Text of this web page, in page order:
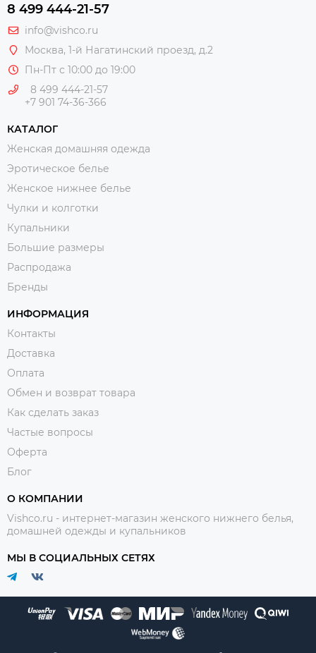
8 499 444-21-57
info@vishco.ru
Москва, 1-й Нагатинский проезд, д.2
Пн-Пт с 10:00 до 19:00
8 499 444-21-57
+7 901 74-36-366
КАТАЛОГ
Женская домашняя одежда
Эротическое белье
Женское нижнее белье
Чулки и колготки
Купальники
Большие размеры
Распродажа
Бренды
ИНФОРМАЦИЯ
Контакты
Доставка
Оплата
Обмен и возврат товара
Как сделать заказ
Частые вопросы
Оферта
Блог
О КОМПАНИИ
Vishco.ru - интернет-магазин женского нижнего белья,
домашней одежды и купальников
МЫ В СОЦИАЛЬНЫХ СЕТЯХ